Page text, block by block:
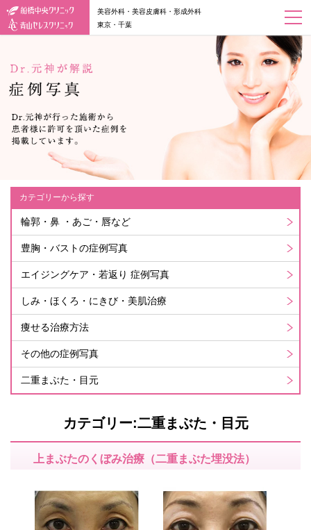
美容外科・美容皮膚科・形成外科
東京・千葉
カテゴリーから探す
輪郭・鼻 ・あご・唇など
豊胸・バストの症例写真
エイジングケア・若返り 症例写真
しみ・ほくろ・にきび・美肌治療
痩せる治療方法
その他の症例写真
二重まぶた・目元
カテゴリー:二重まぶた・目元
上まぶたのくぼみ治療（二重まぶた埋没法）